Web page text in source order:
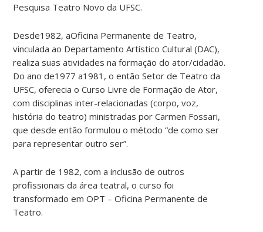
Pesquisa Teatro Novo da UFSC.
Desde1982, aOficina Permanente de Teatro,
vinculada ao Departamento Artístico Cultural (DAC),
realiza suas atividades na formação do ator/cidadão.
Do ano de1977 a1981, o então Setor de Teatro da
UFSC, oferecia o Curso Livre de Formação de Ator,
com disciplinas inter-relacionadas (corpo, voz,
história do teatro) ministradas por Carmen Fossari,
que desde então formulou o método “de como ser
para representar outro ser”.
A partir de 1982, com a inclusão de outros
profissionais da área teatral, o curso foi
transformado em OPT – Oficina Permanente de
Teatro.